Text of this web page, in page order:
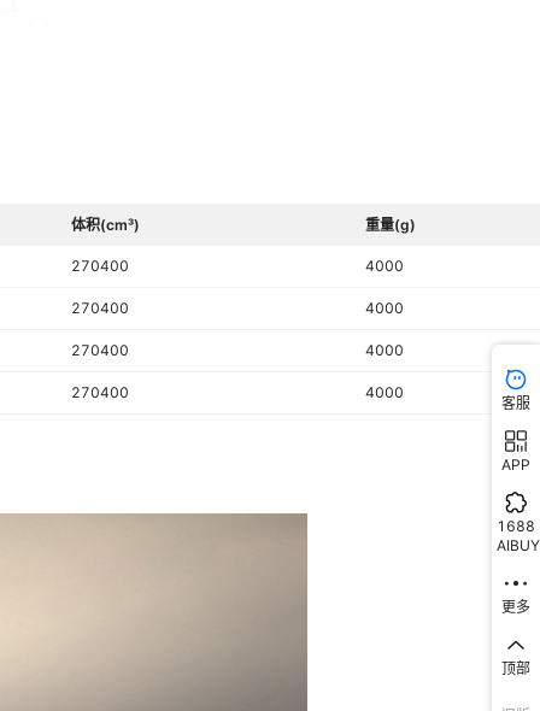
体积(cm³) 重量(g)
270400 4000
270400 4000
270400 4000
270400 4000
客服
APP
1688
AIBUY
更多
顶部